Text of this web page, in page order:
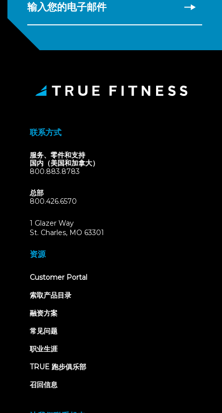
输入您的电子邮件
联系方式
服务、零件和支持
国内（美国和加拿大）
800.883.8783
总部
800.426.6570
1 Glazer Way
St. Charles, MO 63301
资源
Customer Portal(opens
索取产品目录
融资方案
常见问题
职业生涯
TRUE 跑步俱乐部
召回信息